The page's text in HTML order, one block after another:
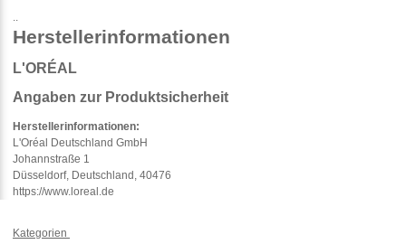
Herstellerinformationen
L'ORÉAL
Angaben zur Produktsicherheit
Herstellerinformationen:
L'Oréal Deutschland GmbH
Johannstraße 1
Düsseldorf, Deutschland, 40476
https://www.loreal.de
Kategorien